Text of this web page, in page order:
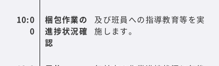
10:0
0
梱包作業の
進捗状況確
認
及び班員への指導教育等を実
施します。